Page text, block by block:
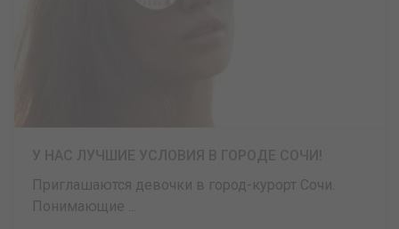
Приглашаются девочки в город-курорт Сочи.
Понимающие ...